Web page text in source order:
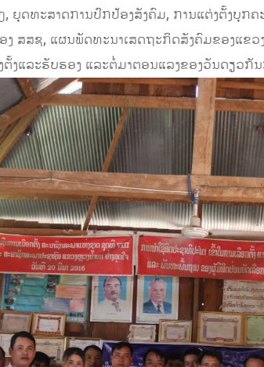
, ຍຸດທະສາດການປົກປ້ອງສັງຄົມ, ການແຕ່ງຕັ້ງບຸ
ສສຊ, ແຜນພັດທະນາເສດຖະກິດສັງຄົມຂອງແຂວ
ງແລະຮັບຮອງ ແລະຕໍ່ມາຕອນແລງຂອງວັນດຽວ